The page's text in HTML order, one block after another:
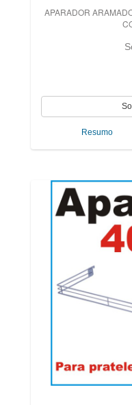
APARADOR
Resumo